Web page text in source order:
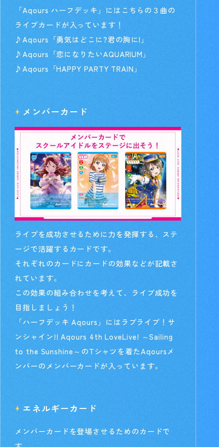
「Aqours ハーフデッキ」にはこちらの３曲の
ライブカードが入っています！
♪Aqours「勇気はどこに?君の胸に!」
♪Aqours「恋になりたいAQUARIUM」
♪Aqours「HAPPY PARTY TRAIN」
メンバーカード
ライブを成功させるために力を発揮する、ステ
ージで活躍するカードです。
それぞれのカードにカードの効果などが記載さ
れています。
この効果の組み合わせを考えて、ライブ成功を
目指しましょう！
「ハーフデッキ Aqours」にはラブライブ！サ
ンシャイン!! Aqours 4th LoveLive! ～Sailing
to the Sunshine～のTシャツを着たAqoursメ
ンバーのメンバーカードが入っています。
エネルギーカード
メンバーカードを登場させるためのカードで